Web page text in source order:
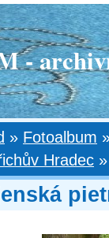
-
» Fotoalbum
Hradec